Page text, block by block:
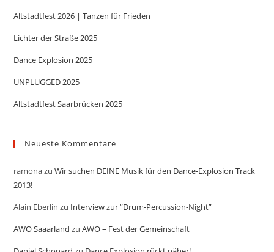
Altstadtfest 2026 | Tanzen für Frieden
Lichter der Straße 2025
Dance Explosion 2025
UNPLUGGED 2025
Altstadtfest Saarbrücken 2025
Neueste Kommentare
ramonazuWir suchen DEINE Musik für den Dance-Explosion Track
2013!
Alain Eberlin zu Interview zur “Drum-Percussion-Night”
AWO Saaarland zuAWO – Fest der Gemeinschaft